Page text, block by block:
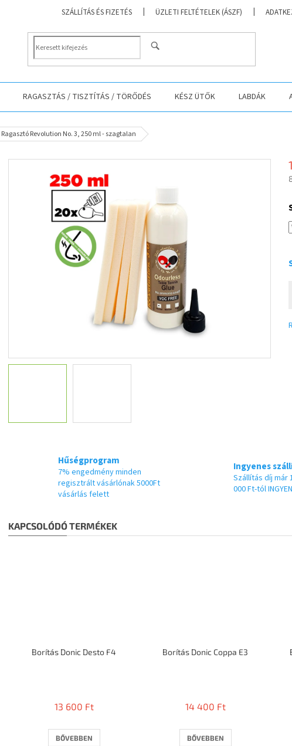
SZÁLLÍTÁS ÉS FIZETÉS ÜZLETI FELTÉTELEK (ÁSZF)
RAGASZTÁS / TISZTÍTÁS / TÖRŐDÉS KÉSZ ÜTŐK LABDÁK
Ragasztó Revolution No. 3, 250 ml - szagtalan
Hűségprogram
7% engedmény minden
regisztrált vásárlónak 5000Ft
vásárlás felett
Ingyenes
Szállítás díj már
000 Ft-tól
KAPCSOLÓDÓ TERMÉKEK
Borítás Donic Desto F4
13 600 Ft
BŐVEBBEN
Borítás Donic Coppa E3
14 400 Ft
BŐVEBBEN